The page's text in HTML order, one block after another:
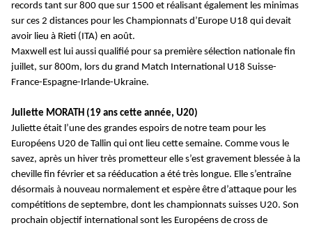
records tant sur 800 que sur 1500 et réalisant également les minimas
sur ces 2 distances pour les Championnats d’Europe U18 qui devait
avoir lieu à Rieti (ITA) en août.
Maxwell est lui aussi qualifié pour sa première sélection nationale fin
juillet, sur 800m, lors du grand Match International U18 Suisse-
France-Espagne-Irlande-Ukraine.
Juliette MORATH (19 ans cette année, U20)
Juliette était l’une des grandes espoirs de notre team pour les
Européens U20 de Tallin qui ont lieu cette semaine. Comme vous le
savez, après un hiver très prometteur elle s’est gravement blessée à la
cheville fin février et sa rééducation a été très longue. Elle s’entraîne
désormais à nouveau normalement et espère être d’attaque pour les
compétitions de septembre, dont les championnats suisses U20. Son
prochain objectif international sont les Européens de cross de